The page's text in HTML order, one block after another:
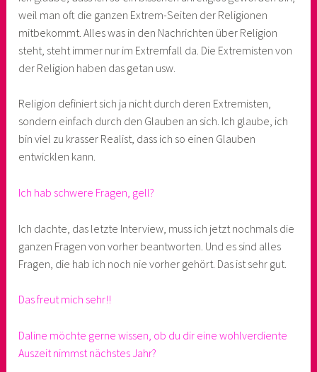
weil man oft die ganzen Extrem-Seiten der Religionen
mitbekommt. Alles was in den Nachrichten über Religion
steht, steht immer nur im Extremfall da. Die Extremisten von
der Religion haben das getan usw.
Religion definiert sich ja nicht durch deren Extremisten,
sondern einfach durch den Glauben an sich. Ich glaube, ich
bin viel zu krasser Realist, dass ich so einen Glauben
entwicklen kann.
Ich hab schwere Fragen, gell?
Ich dachte, das letzte Interview, muss ich jetzt nochmals die
ganzen Fragen von vorher beantworten. Und es sind alles
Fragen, die hab ich noch nie vorher gehört. Das ist sehr gut.
Das freut mich sehr!!
Daline möchte gerne wissen, ob du dir eine wohlverdiente
Auszeit nimmst nächstes Jahr?